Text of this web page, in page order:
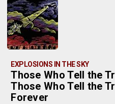
EXPLOSIONS IN THE SKY
Those Who Tell the
Those Who Tell the
Forever